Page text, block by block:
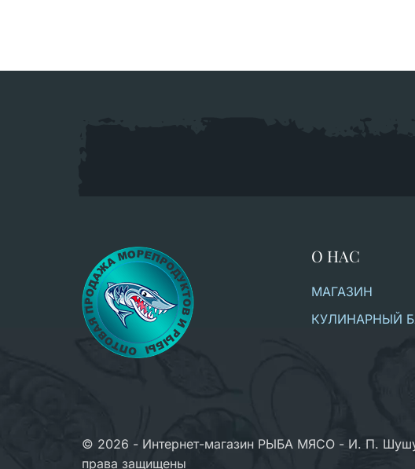
О НАС
МАГАЗИН
КУЛИНАРНЫЙ
© 2026 - Интернет-магазин РЫБА МЯСО - И. П.
права защищены